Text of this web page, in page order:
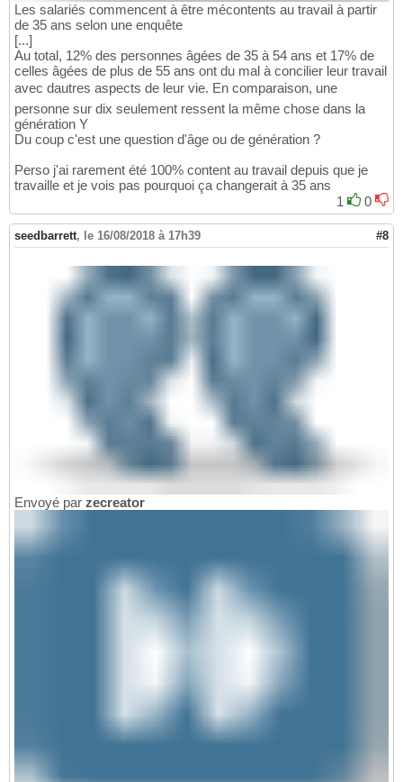
Les salariés commencent à être mécontents au travail à partir
de 35 ans selon une enquête
[...]
Au total, 12% des personnes âgées de 35 à 54 ans et 17% de
celles âgées de plus de 55 ans ont du mal à concilier leur travail
avec dautres aspects de leur vie. En comparaison, une
personne sur dix seulement ressent la même chose dans la
génération Y
Du coup c'est une question d'âge ou de génération ?
Perso j'ai rarement été 100% content au travail depuis que je
travaille et je vois pas pourquoi ça changerait à 35 ans
1
0
seedbarrett, le 16/08/2018 à 17h39 #8
Envoyé par zecreator